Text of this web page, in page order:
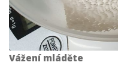
Vážení mláděte